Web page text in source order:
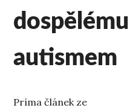
autismem
Príma článek ze